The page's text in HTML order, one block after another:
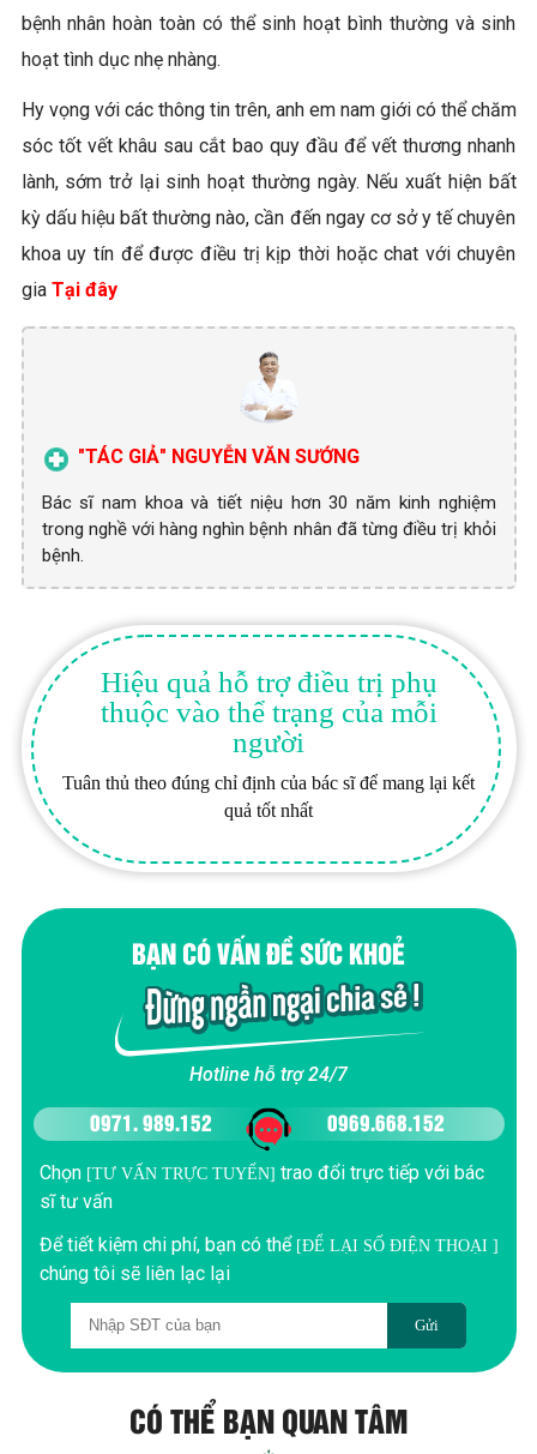
bệnh nhân hoàn toàn có thể sinh hoạt bình thường và sinh
hoạt tình dục nhẹ nhàng.
Hy vọng với các thông tin trên, anh em nam giới có thể chăm
sóc tốt vết khâu sau cắt bao quy đầu để vết thương nhanh
lành, sớm trở lại sinh hoạt thường ngày. Nếu xuất hiện bất
kỳ dấu hiệu bất thường nào, cần đến ngay cơ sở y tế chuyên
khoa uy tín để được điều trị kịp thời hoặc chat với chuyên
gia Tại đây
"TÁC GIẢ" NGUYỄN VĂN SƯỚNG
Bác sĩ nam khoa và tiết niệu hơn 30 năm kinh nghiệm
trong nghề với hàng nghìn bệnh nhân đã từng điều trị khỏi
bệnh.
Hiệu quả hỗ trợ điều trị phụ
thuộc vào thể trạng của mỗi
người
Tuân thủ theo đúng chỉ định của bác sĩ để mang lại kết
quả tốt nhất
BẠN CÓ VẤN ĐỀ SỨC KHOẺ
Hotline hỗ trợ 24/7
0971. 989.152 0969.668.152
Chọn [TƯ VẤN TRỰC TUYẾN] trao đổi trực tiếp với bác
sĩ tư vấn
Để tiết kiệm chi phí, bạn có thể [ĐỂ LẠI SỐ ĐIỆN THOẠI ]
chúng tôi sẽ liên lạc lại
Gửi
CÓ THỂ BẠN QUAN TÂM